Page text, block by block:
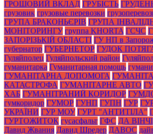
ГРОШОВИЙ ВКЛАД ГРУБІСТЬ
грузовик грузовые перевозки
ГРУПА БРАКОНЬЄРІВ ГРУПА
МОНІТОРИНГУ группа KHORTA ГСЧС
ЗАПОРІЗЬКІЙ ОБЛАСТІ ГУ НП в
губернатор ГУБЕРНЕТОР ГУДОК
Гуляйполец Гуляйпольский район
гуманитарка Гуманитарная помощь
ГУМАНІТАРНА ДОПОМОГА
КАТАСТРОФА ГУМАНІТАРНЕ АВТО
ХАБ ГУМАНІТРАНИЙ КОРИДОР
гумкоридор ГУМОР ГУНП ГУПН ГУР
УКРАЇНИ ГУР МОУ ГУРТ "АНТИТІЛА"
ГУРТОЖИТОК гусасфальт ГФС ДА ВІНЧІ
Давид Жвания Давид Шредер ДАВОС